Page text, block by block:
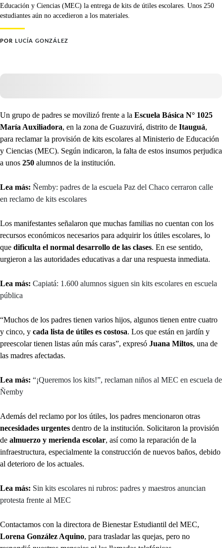
Educación y Ciencias (MEC) la entrega de kits de útiles escolares. Unos 250
estudiantes aún no accedieron a los materiales.
POR LUCÍA GONZÁLEZ
Un grupo de padres se movilizó frente a la Escuela Básica N° 1025
María Auxiliadora, en la zona de Guazuvirá, distrito de Itauguá,
para reclamar la provisión de kits escolares al Ministerio de Educación
y Ciencias (MEC). Según indicaron, la falta de estos insumos perjudica
a unos 250 alumnos de la institución.
Lea más: Ñemby: padres de la escuela Paz del Chaco cerraron calle
en reclamo de kits escolares
Los manifestantes señalaron que muchas familias no cuentan con los
recursos económicos necesarios para adquirir los útiles escolares, lo
que dificulta el normal desarrollo de las clases. En ese sentido,
urgieron a las autoridades educativas a dar una respuesta inmediata.
Lea más: Capiatá: 1.600 alumnos siguen sin kits escolares en escuela
pública
“Muchos de los padres tienen varios hijos, algunos tienen entre cuatro
y cinco, y cada lista de útiles es costosa. Los que están en jardín y
preescolar tienen listas aún más caras”, expresó Juana Miltos, una de
las madres afectadas.
Lea más: “¡Queremos los kits!”, reclaman niños al MEC en escuela de
Ñemby
Además del reclamo por los útiles, los padres mencionaron otras
necesidades urgentes dentro de la institución. Solicitaron la provisión
de almuerzo y merienda escolar, así como la reparación de la
infraestructura, especialmente la construcción de nuevos baños, debido
al deterioro de los actuales.
Lea más: Sin kits escolares ni rubros: padres y maestros anuncian
protesta frente al MEC
Contactamos con la directora de Bienestar Estudiantil del MEC,
Lorena González Aquino, para trasladar las quejas, pero no